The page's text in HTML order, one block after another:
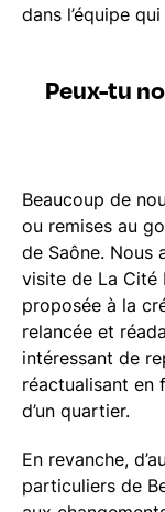
dans l’équipe
Peux-tu
Beaucoup de
ou remises au
de Saône. Nous
visite de La Cité
proposée à la
relancée et
intéressant de
réactualisant en
d’un quartier.
En revanche,
particuliers de